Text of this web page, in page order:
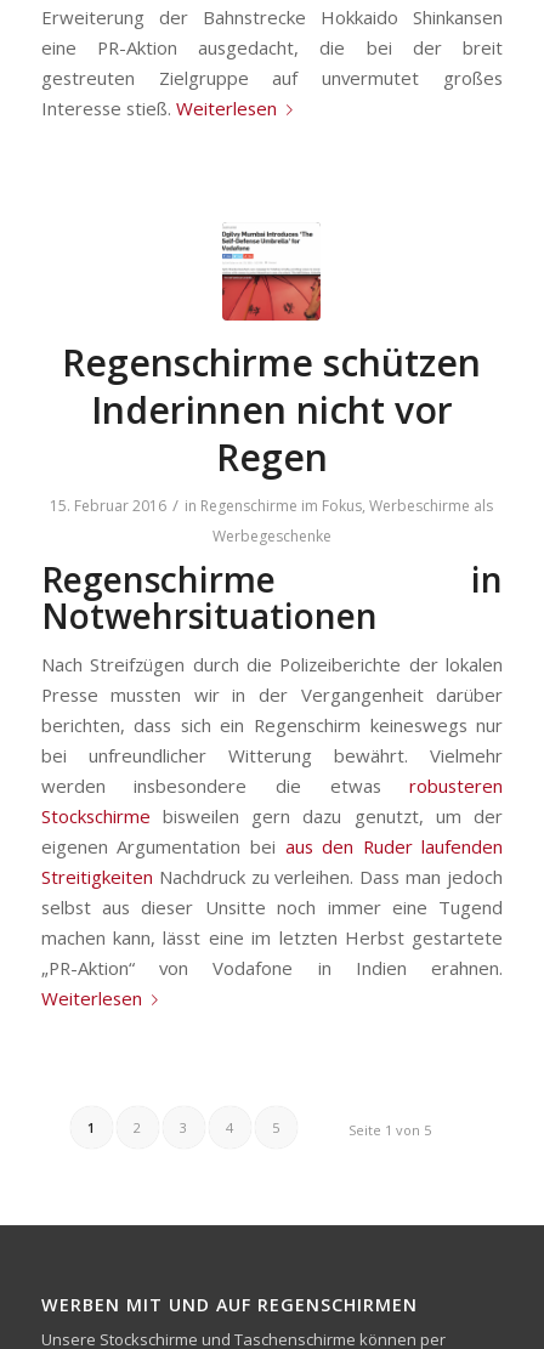
Erweiterung der Bahnstrecke Hokkaido Shinkansen
eine PR-Aktion ausgedacht, die bei der breit
gestreuten Zielgruppe auf unvermutet großes
Interesse stieß. Weiterlesen
Regenschirme schützen
Inderinnen nicht vor
Regen
15. Februar 2016 / in Regenschirme im Fokus,Werbeschirme als
Werbegeschenke
Regenschirme in
Notwehrsituationen
Nach Streifzügen durch die Polizeiberichte der lokalen
Presse mussten wir in der Vergangenheit darüber
berichten, dass sich ein Regenschirm keineswegs nur
bei unfreundlicher Witterung bewährt. Vielmehr
werden insbesondere die etwasrobusteren
Stockschirme bisweilen gern dazu genutzt, um der
eigenen Argumentation bei aus den Ruder laufenden
Streitigkeiten Nachdruck zu verleihen. Dass man jedoch
selbst aus dieser Unsitte noch immer eine Tugend
machen kann, lässt eine im letzten Herbst gestartete
„PR-Aktion“ von Vodafone in Indien erahnen.
Weiterlesen
Seite 1 von 5
1 2 3 4 5
WERBEN MIT UND AUF REGENSCHIRMEN
Unsere Stockschirme und Taschenschirme können per